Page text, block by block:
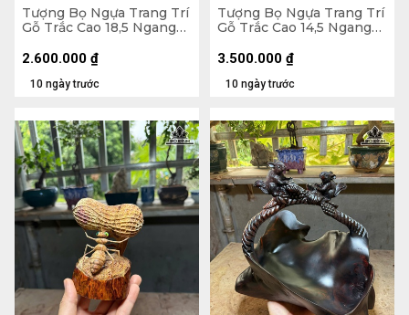
Tượng Bọ Ngựa Trang Trí
Gỗ Trắc Cao 18,5 Ngang
10 ngày trước
2.600.000 ₫
Tượng Bọ Ngựa Trang Trí
Gỗ Trắc Cao 14,5 Ngang
10 ngày trước
3.500.000 ₫